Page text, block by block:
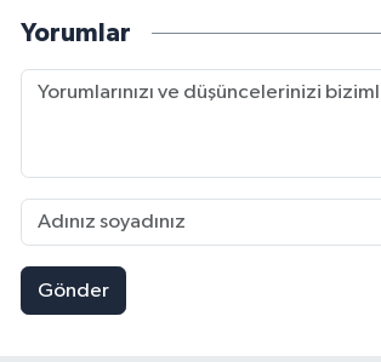
Yorumlar
Gönder